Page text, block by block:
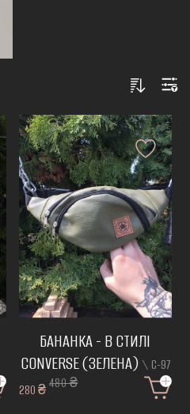
БАНАНКА - В СТИЛІ
CONVERSE (ЗЕЛЕНА) \ С-97
280 ₴ 480 ₴